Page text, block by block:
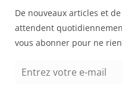
De nouveaux articles et
attendent
vous abonner pour ne